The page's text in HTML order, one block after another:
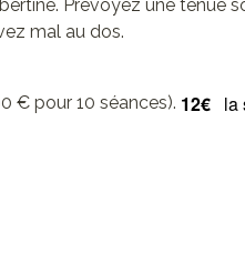
Prévoyez une tenue
mal au dos.
€ pour 10 séances). 12€ la